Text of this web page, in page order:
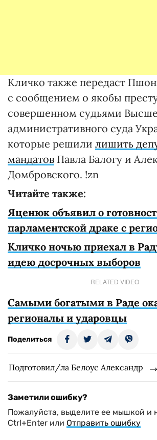
Кличко также передаст
с сообщением о якобы
совершенном судьями
административного суда
которые решили лишить
мандатов Павла Балогу и
Домбровского. !zn
Читайте также:
Яценюк объявил о
парламентской драке с
Кличко ночью приехал в
идею досрочных выборов
RELATED VIDEO
Самыми богатыми в Раде
регионалы и ударовцы
Поделиться
Подготовил/ла Белоус Александр
Заметили ошибку?
Пожалуйста, выделите ее мышкой и
Ctrl+Enter или Отправить ошибку